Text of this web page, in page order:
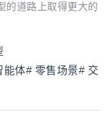
的道路上取得更大的
体# 零售场景# 交